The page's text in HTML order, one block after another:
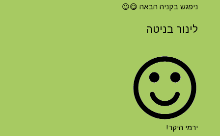
ניפגש בקניה הבאה 😋😉
לינור בניטה
ירמי היקר!